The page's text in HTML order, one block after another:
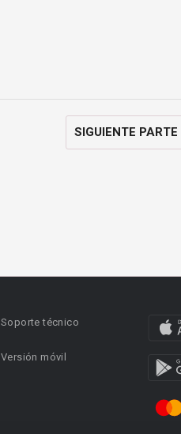
SIGUIENTE PARTE
Soporte técnico
Versión móvil